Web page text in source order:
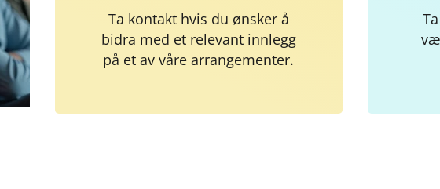
Ta kontakt hvis du ønsker å
bidra med et relevant innlegg
på et av våre arrangementer.